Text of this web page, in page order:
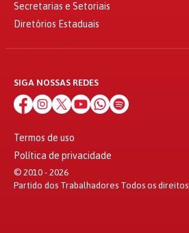
Secretarias e Setoriais
Diretórios Estaduais
SIGA NOSSAS REDES
Termos de uso
Política de privacidade
© 2010 - 2026
Partido dos Trabalhadores Todos os